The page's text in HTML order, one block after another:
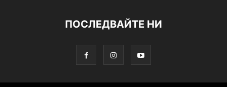
ПОСЛЕДВАЙТЕ НИ